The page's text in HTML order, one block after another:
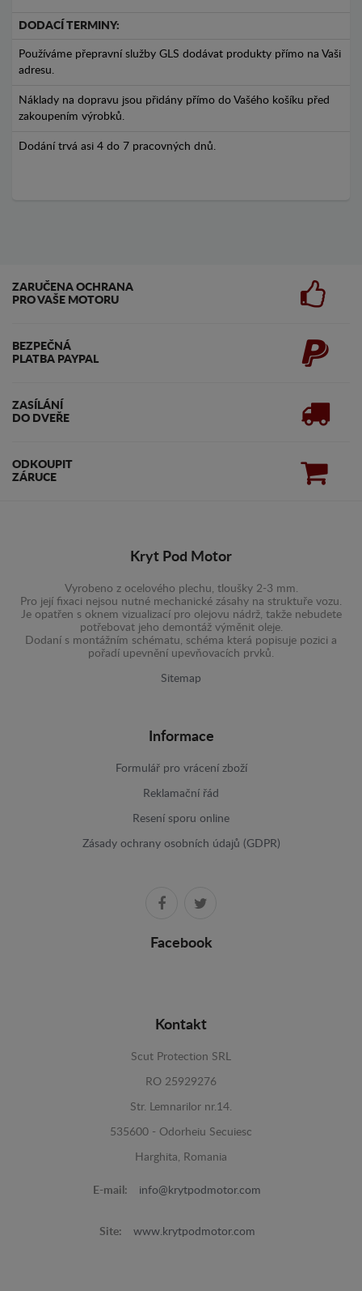
DODACÍ TERMINY:
Používáme přepravní služby GLS dodávat produkty přímo na Vaši
adresu.
Náklady na dopravu jsou přidány přímo do Vašého košíku před
zakoupením výrobků.
Dodání trvá asi 4 do 7 pracovných dnů.
ZARUČENA OCHRANA
PRO VAŠE MOTORU
BEZPEČNÁ
PLATBA PAYPAL
ZASÍLÁNÍ
DO DVEŘE
ODKOUPIT
ZÁRUCE
Kryt Pod Motor
Vyrobeno z ocelového plechu, tloušky 2-3 mm.
Pro její fixaci nejsou nutné mechanické zásahy na struktuře vozu.
Je opatřen s oknem vizualizací pro olejovu nádrž, takže nebudete
potřebovat jeho demontáž výměnit oleje.
Dodaní s montážním schématu, schéma která popisuje pozici a
pořadí upevnění upevňovacích prvků.
Sitemap
Informace
Formulář pro vrácení zboží
Reklamační řád
Resení sporu online
Zásady ochrany osobních údajů (GDPR)
Facebook
Kontakt
Scut Protection SRL
RO 25929276
Str. Lemnarilor nr.14.
535600 - Odorheiu Secuiesc
Harghita, Romania
E-mail: info@krytpodmotor.com
Site: www.krytpodmotor.com